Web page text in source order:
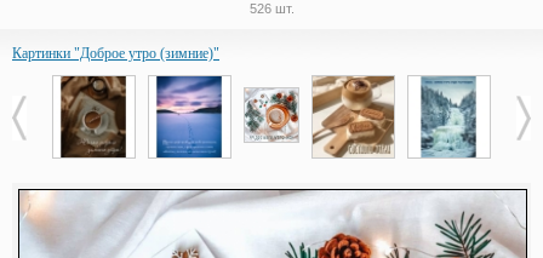
526 шт.
Картинки "Доброе утро (зимние)"